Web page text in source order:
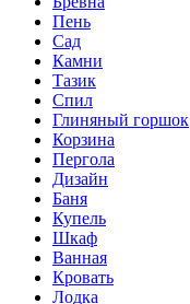
Пень
Сад
Камни
Тазик
Спил
Глиняный горшок
Корзина
Пергола
Дизайн
Баня
Купель
Шкаф
Ванная
Кровать
Лодка